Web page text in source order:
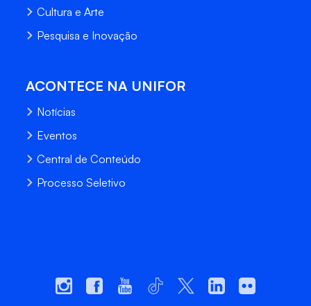
Cultura e Arte
Pesquisa e Inovação
ACONTECE NA UNIFOR
Notícias
Eventos
Central de Conteúdo
Processo Seletivo